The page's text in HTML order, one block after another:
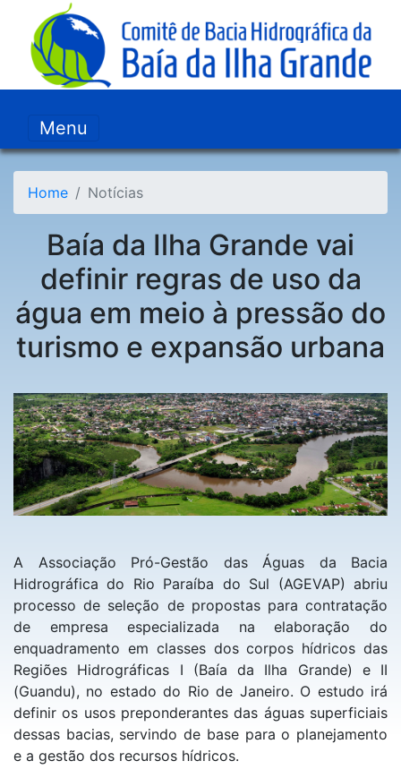
Menu
Home Notícias
Baía da Ilha Grande vai
definir regras de uso da
água em meio à pressão do
turismo e expansão urbana
A Associação Pró-Gestão das Águas da Bacia
Hidrográfica do Rio Paraíba do Sul (AGEVAP) abriu
processo de seleção de propostas para contratação
de empresa especializada na elaboração do
enquadramento em classes dos corpos hídricos das
Regiões Hidrográficas I (Baía da Ilha Grande) e II
(Guandu), no estado do Rio de Janeiro. O estudo irá
definir os usos preponderantes das águas superficiais
dessas bacias, servindo de base para o planejamento
e a gestão dos recursos hídricos.